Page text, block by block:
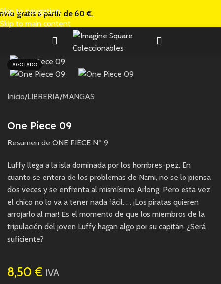
Skip to navigation
Skip to main content
gratis apartir de 60 €.
AGOTADO
Inicio/LIBRERIA/MANGAS
One Piece 09
Resumen de ONE PIECE Nº 9
Luffy llega a la isla dominada por los hombres-pez. En
cuanto se entera de los problemas de Nami, no se lo piensa
dos veces y se enfrenta al mismísimo Arlong. Pero esta vez
el chico no lo va a tener nada fácil. . . ¡Los piratas quieren
arrojarlo al mar! Es el momento de que los miembros de la
tripulación del joven Luffy hagan algo por su capitán. ¿Será
suficiente?
8,50 € IVA